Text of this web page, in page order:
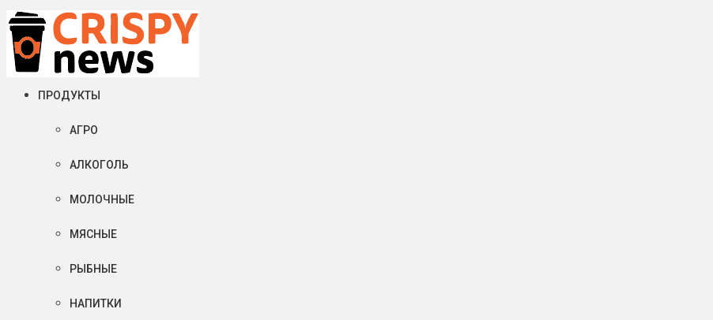
Суббота, 08 августа, 2026
Crispy News/Криспи Ньюс
События и тенденции рынка пищевой промышленности в России и мире
ПРОДУКТЫ
АГРО
АЛКОГОЛЬ
МОЛОЧНЫЕ
МЯСНЫЕ
РЫБНЫЕ
НАПИТКИ